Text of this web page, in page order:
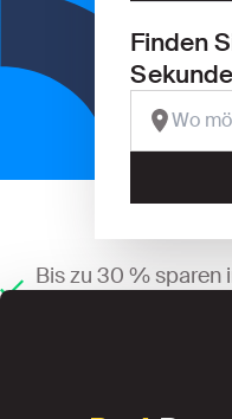
Finden
Bis zu 30 % sparen